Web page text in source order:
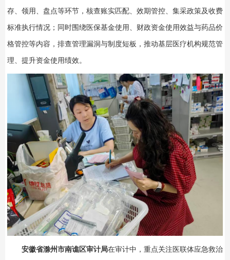
存、领用、盘点等环节，核查账实匹配、效期管控、集采政策及收费
标准执行情况；同时围绕医保基金使用、财政资金使用效益与药品价
格管控等内容，排查管理漏洞与制度短板，推动基层医疗机构规范管
理、提升资金使用绩效。
安徽省滁州市南谯区审计局在审计中，重点关注医联体应急救治